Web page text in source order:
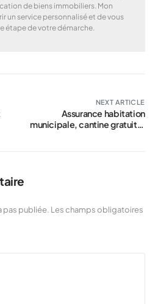
de biens immobiliers. Mon
un service personnalisé et de vous
étape de votre démarche.
NEXT ARTICLE
Assurance habitation
municipale, cantine gratuite,
pas publiée. Les champs obligatoires